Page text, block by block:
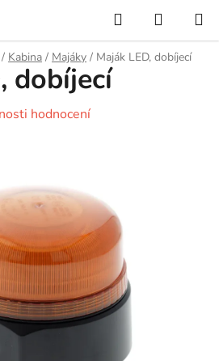
Hledat
KOŠÍK
/ Kabina / Majáky / Maják LED, dobíjecí
dobíjecí
hodnocení